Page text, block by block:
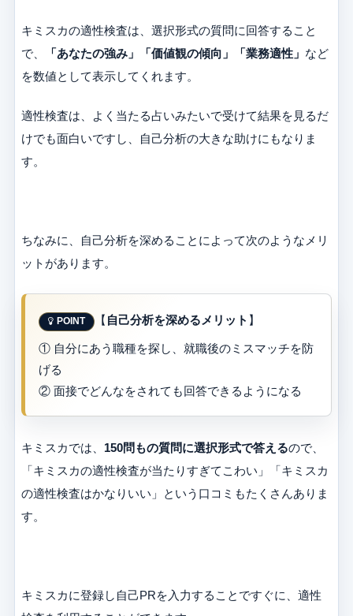
キミスカの適性検査は、選択形式の質問に回答すること
で、
「あなたの強み」「価値観の傾向」「業務適性」 など
を数値として表示してくれます。
適性検査は、よく当たる占いみたいで受けて結果を見るだ
けでも面白いですし、自己分析の大きな助けにもなりま
す。
ちなみに、自己分析を深めることによって次のようなメリ
ットがあります。
【 自己分析を深めるメリット 】
① 自分にあう職種を探し、就職後のミスマッチを防
げる
② 面接でどんなをされても回答できるようになる
キミスカでは、 150問もの質問に選択形式で答えるので、
「キミスカの適性検査が当たりすぎてこわい」「キミスカ
の適性検査はかなりいい」という口コミもたくさんありま
す。
キミスカに登録し自己PRを入力することですぐに、適性